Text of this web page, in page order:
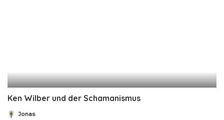
Ken Wilber und der Schamanismus
Posted
Jonas